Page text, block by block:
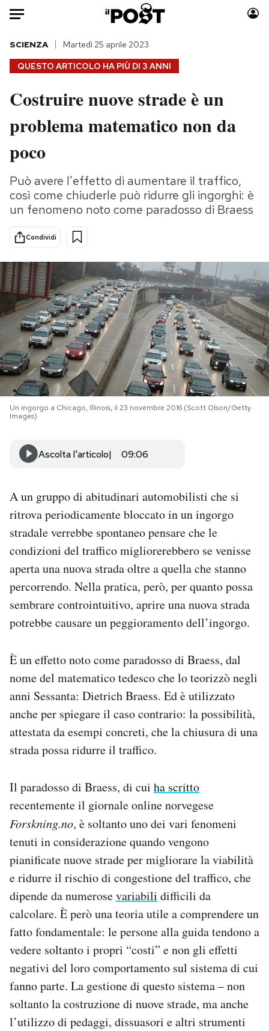
Auto
HOME
Italia
Politica
Tecnologia
Scienza
Sport
Moda
Consumismi
Media
Europa
PODCAST
NEWSLETTER
I MIEI PREFERITI
SHOP
CALENDARIO
Area Personale
Newsletter
Notifiche mobile
Esci
QUESTO ARTICOLO HA PIÙ DI 3 ANNI
SCIENZA Martedì 25 aprile 2023
Costruire nuove strade è un
problema matematico non da
poco
Può avere l'effetto di aumentare il traffico,
così come chiuderle può ridurre gli ingorghi: è
un fenomeno noto come paradosso di Braess
Condividi
Un ingorgo a Chicago, Illinois, il 23 novembre 2016 (Scott Olson/Getty
Images)
Ascolta l'articolo 09:06
A un gruppo di abitudinari automobilisti che si
ritrova periodicamente bloccato in un ingorgo
stradale verrebbe spontaneo pensare che le
condizioni del traffico migliorerebbero se venisse
aperta una nuova strada oltre a quella che stanno
percorrendo. Nella pratica, però, per quanto possa
sembrare controintuitivo, aprire una nuova strada
potrebbe causare un peggioramento dell’ingorgo.
È un effetto noto come paradosso di Braess, dal
nome del matematico tedesco che lo teorizzò negli
anni Sessanta: Dietrich Braess. Ed è utilizzato
anche per spiegare il caso contrario: la possibilità,
attestata da esempi concreti, che la chiusura di una
strada possa ridurre il traffico.
Il paradosso di Braess, di cui ha scritto
recentemente il giornale online norvegese
Forskning.no, è soltanto uno dei vari fenomeni
tenuti in considerazione quando vengono
pianificate nuove strade per migliorare la viabilità
e ridurre il rischio di congestione del traffico, che
dipende da numerosevariabili difficili da
calcolare. È però una teoria utile a comprendere un
fatto fondamentale: le persone alla guida tendono a
vedere soltanto i propri “costi” e non gli effetti
negativi del loro comportamento sul sistema di cui
fanno parte. La gestione di questo sistema – non
soltanto la costruzione di nuove strade, ma anche
l’utilizzo di pedaggi, dissuasori e altri strumenti